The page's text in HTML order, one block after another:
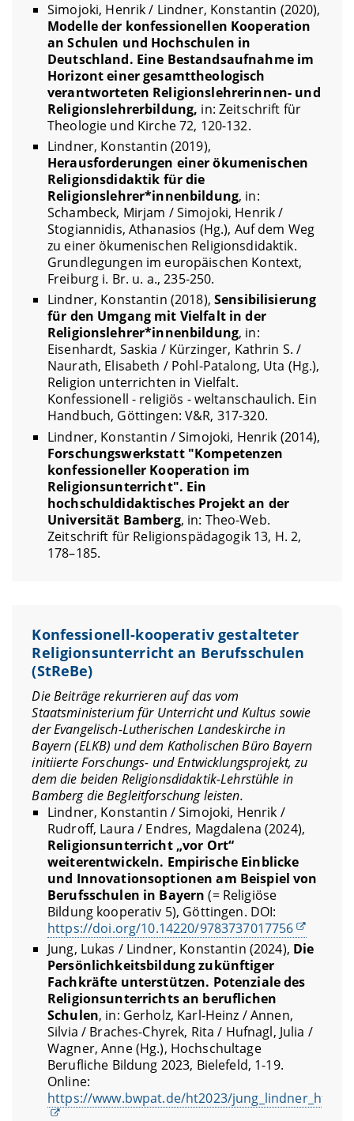
Simojoki, Henrik / Lindner, Konstantin (2020),
Modelle der konfessionellen Kooperation
an Schulen und Hochschulen in
Deutschland. Eine Bestandsaufnahme im
Horizont einer gesamttheologisch
verantworteten Religionslehrerinnen- und
Religionslehrerbildung, in: Zeitschrift für
Theologie und Kirche 72, 120-132.
Lindner, Konstantin (2019),
Herausforderungen einer ökumenischen
Religionsdidaktik für die
Religionslehrer*innenbildung, in:
Schambeck, Mirjam / Simojoki, Henrik /
Stogiannidis, Athanasios (Hg.), Auf dem Weg
zu einer ökumenischen Religionsdidaktik.
Grundlegungen im europäischen Kontext,
Freiburg i. Br. u. a., 235-250.
Lindner, Konstantin (2018), Sensibilisierung
für den Umgang mit Vielfalt in der
Religionslehrer*innenbildung, in:
Eisenhardt, Saskia / Kürzinger, Kathrin S. /
Naurath, Elisabeth / Pohl-Patalong, Uta (Hg.),
Religion unterrichten in Vielfalt.
Konfessionell - religiös - weltanschaulich. Ein
Handbuch, Göttingen: V&R, 317-320.
Lindner, Konstantin / Simojoki, Henrik (2014),
Forschungswerkstatt "Kompetenzen
konfessioneller Kooperation im
Religionsunterricht". Ein
hochschuldidaktisches Projekt an der
Universität Bamberg, in: Theo-Web.
Zeitschrift für Religionspädagogik 13, H. 2,
178–185.
Konfessionell-kooperativ gestalteter
Religionsunterricht an Berufsschulen
(StReBe)
Die Beiträge rekurrieren auf das vom
Staatsministerium für Unterricht und Kultus sowie
der Evangelisch-Lutherischen Landeskirche in
Bayern (ELKB) und dem Katholischen Büro Bayern
initiierte Forschungs- und Entwicklungsprojekt, zu
dem die beiden Religionsdidaktik-Lehrstühle in
Bamberg die Begleitforschung leisten.
Lindner, Konstantin / Simojoki, Henrik /
Rudroff, Laura / Endres, Magdalena (2024),
Religionsunterricht „vor Ort“
weiterentwickeln. Empirische Einblicke
und Innovationsoptionen am Beispiel von
Berufsschulen in Bayern (= Religiöse
Bildung kooperativ 5), Göttingen. DOI:
https://doi.org/10.14220/9783737017756
Jung, Lukas / Lindner, Konstantin (2024), Die
Persönlichkeitsbildung zukünftiger
Fachkräfte unterstützen. Potenziale des
Religionsunterrichts an beruflichen
Schulen, in: Gerholz, Karl-Heinz / Annen,
Silvia / Braches-Chyrek, Rita / Hufnagl, Julia /
Wagner, Anne (Hg.), Hochschultage
Berufliche Bildung 2023, Bielefeld, 1-19.
Online:
https://www.bwpat.de/ht2023/